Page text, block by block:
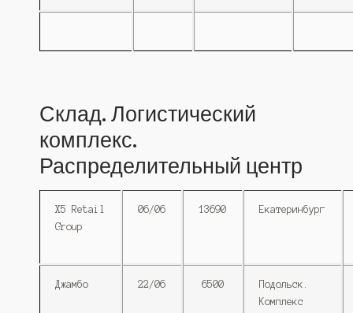
Склад. Логистический
комплекс.
Распределительный центр
X5 Retail
Group
06/06 13690 Екатеринбург
Джамбо 22/06 6500
Подольск.
Комплекс